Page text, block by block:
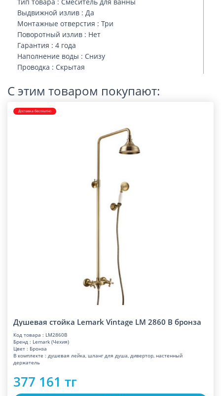
Выдвижной излив : Да
Монтажные отверстия : Три
Поворотный излив : Нет
Гарантия : 4 года
Наполнение воды : Снизу
Проводка : Скрытая
С этим товаром покупают:
Доставка бесплатно
Душевая стойка Lemark Vintage LM 2860 B бронза
Код товара : LM2860B
Бренд : Lemark (Чехия)
Цвет : Бронза
В комплекте : душевая лейка, шланг для душа, дивертор, настенный
держатель
377 161 тг